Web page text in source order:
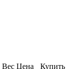
Вес Цена Купить